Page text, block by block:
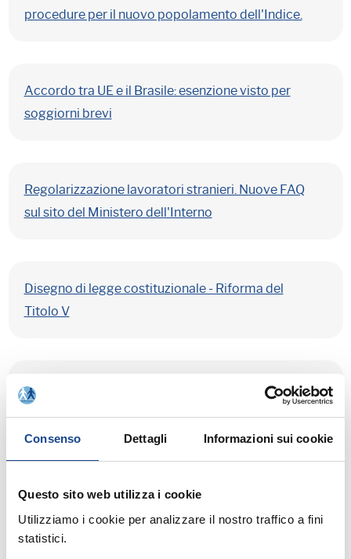
Consenso Dettagli Informazioni sui cookie
Questo sito web utilizza i cookie
Utilizziamo i cookie per analizzare il nostro traffico a fini
statistici.
procedure per il nuovo popolamento dell'Indice.
Accordo tra UE e il Brasile: esenzione visto per
soggiorni brevi
Regolarizzazione lavoratori stranieri. Nuove FAQ
sul sito del Ministero dell'Interno
Disegno di legge costituzionale - Riforma del
Titolo V
I consumi delle famiglie.
Collegamento al sistema INA SAIA - Avvio delle
procedure per il nuovo popolamento dell'Indice